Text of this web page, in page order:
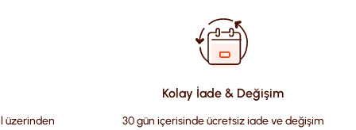
üzerinden
Kolay İade & Değişim
30 gün içerisinde ücretsiz iade ve değişim